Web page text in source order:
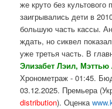
же круто без культового
заигрывались дети в
большую часть кассы.
ждать, но сиквел
уже третья часть. В
Элизабет Лэил,
Хронометраж - 01:45.
03.12.2025. Премьера
distribution). Оценка